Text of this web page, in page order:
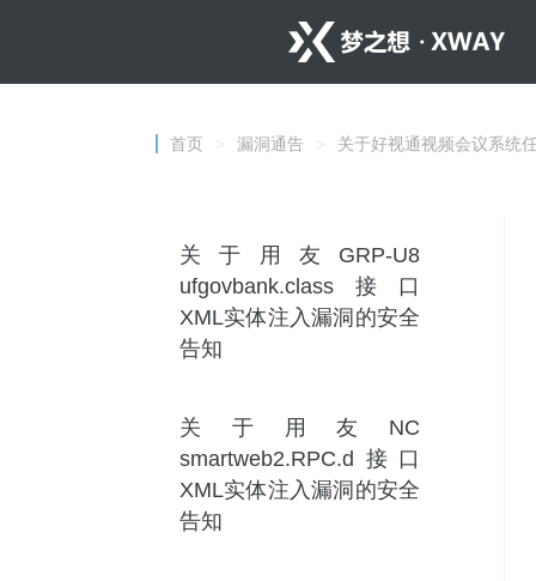
首页 漏洞通告 关于好视通视频会议系统
关于用友GRP-U8
ufgovbank.class接口
XML实体注入漏洞的安全
告知
关于用友NC
smartweb2.RPC.d接口
XML实体注入漏洞的安全
告知